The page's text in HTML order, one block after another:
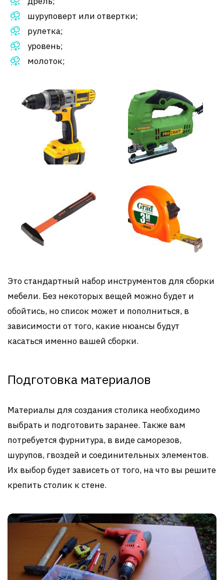
шуруповерт или отвертки;
рулетка;
уровень;
молоток;
Это стандартный набор инструментов для сборки
мебели. Без некоторых вещей можно будет и
обойтись, но список может и пополниться, в
зависимости от того, какие нюансы будут
касаться именно вашей сборки.
Подготовка материалов
Материалы для создания столика необходимо
выбрать и подготовить заранее. Также вам
потребуется фурнитура, в виде саморезов,
шурупов, гвоздей и соединительных элементов.
Их выбор будет зависеть от того, на что вы решите
крепить столик к стене.